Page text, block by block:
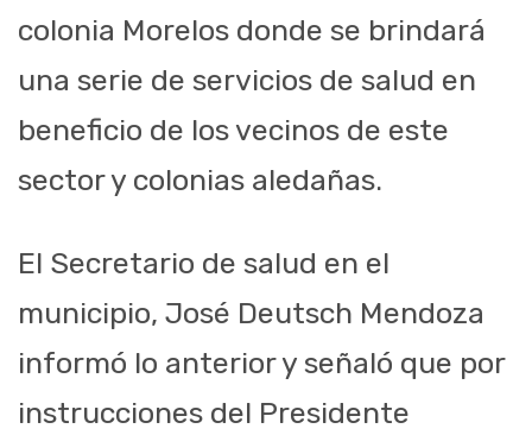
colonia Morelos donde se brindará
una serie de servicios de salud en
beneficio de los vecinos de este
sector y colonias aledañas.
El Secretario de salud en el
municipio, José Deutsch Mendoza
informó lo anterior y señaló que por
instrucciones del Presidente